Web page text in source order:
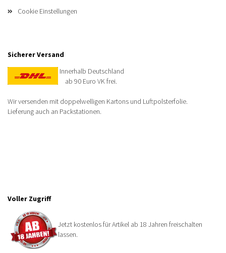
Cookie Einstellungen
Sicherer Versand
Innerhalb Deutschland
ab 90 Euro VK frei.
Wir versenden mit doppelwelligen Kartons und Luftpolsterfolie.
Lieferung auch an Packstationen.
Voller Zugriff
Jetzt kostenlos für Artikel ab 18 Jahren freischalten
lassen.